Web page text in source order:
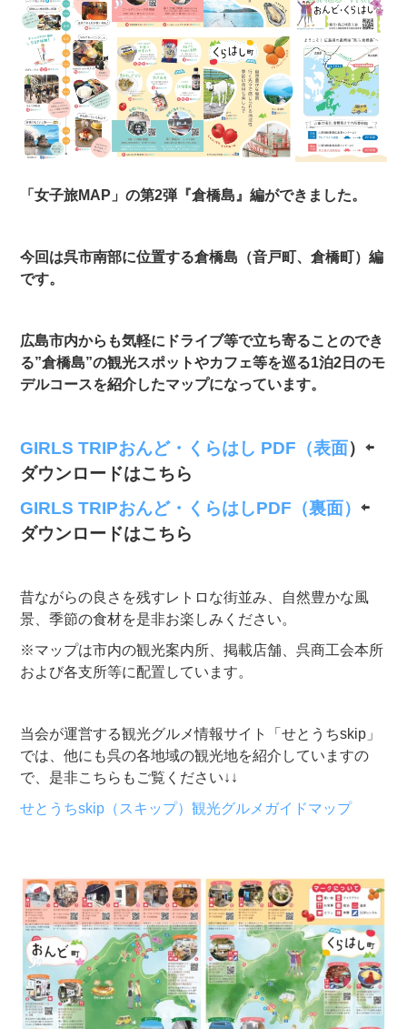
「女子旅MAP」の第2弾『倉橋島』編ができました。
今回は呉市南部に位置する倉橋島（音戸町、倉橋町）編
です。
広島市内からも気軽にドライブ等で立ち寄ることのでき
る”倉橋島”の観光スポットやカフェ等を巡る1泊2日のモ
デルコースを紹介したマップになっています。
GIRLS TRIPおんど・くらはし PDF（表面）⇦
ダウンロードはこちら
GIRLS TRIPおんど・くらはしPDF（裏面）⇦
ダウンロードはこちら
昔ながらの良さを残すレトロな街並み、自然豊かな風
景、季節の食材を是非お楽しみください。
※マップは市内の観光案内所、掲載店舗、呉商工会本所
および各支所等に配置しています。
当会が運営する観光グルメ情報サイト「せとうちskip」
では、他にも呉の各地域の観光地を紹介していますの
で、是非こちらもご覧ください↓↓
せとうちskip（スキップ）観光グルメガイドマップ